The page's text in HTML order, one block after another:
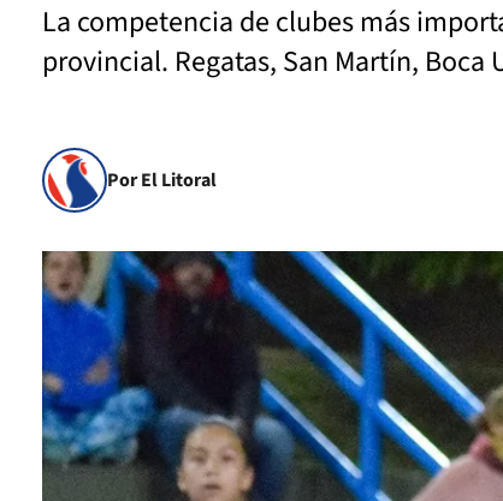
La competencia de clubes más
provincial. Regatas, San Martín,
Por El Litoral